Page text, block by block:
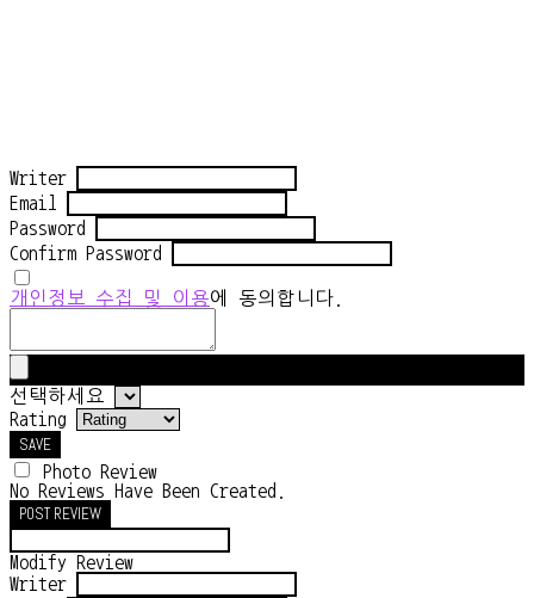
Writer
Email
Password
Confirm Password
개인정보 수집 및 이용에 동의합니다.
선택하세요
Rating
SAVE
Photo Review
No Reviews Have Been Created.
POST REVIEW
Modify Review
Writer